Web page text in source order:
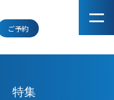
ご予約
特集